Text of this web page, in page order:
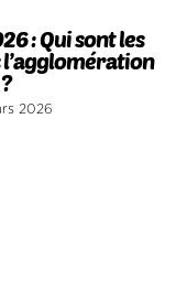
: Qui sont les
2026